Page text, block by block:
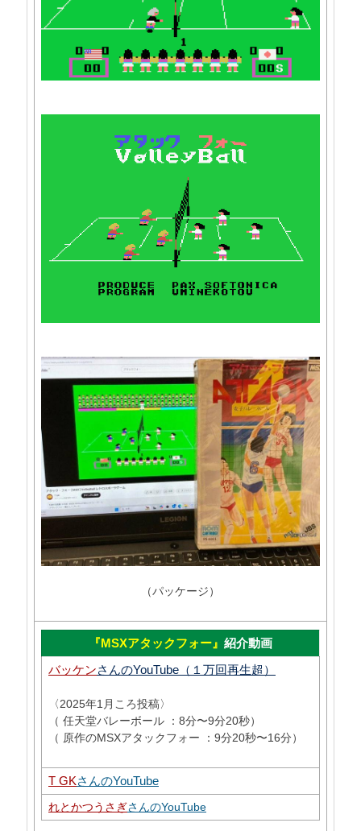
（パッケージ）
『MSXアタックフォー』 紹介動画
バッケンさんのYouTube（１万回再生超）
〈2025年1月ころ投稿〉
（ 任天堂バレーボール ：8分〜9分20秒）
（ 原作のMSXアタックフォー ：9分20秒〜16分）
T GKさんのYouTube
れとかつうさぎさんのYouTube